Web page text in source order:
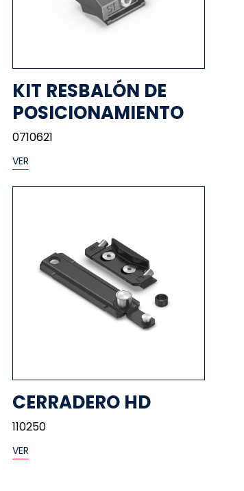
KIT RESBALÓN DE
POSICIONAMIENTO
0710621
VER
CERRADERO HD
110250
VER